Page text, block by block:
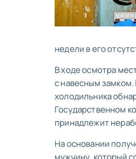
недели в его
В ходе осмотра
с навесным
холодильника
Государственном
принадлежит
На основании